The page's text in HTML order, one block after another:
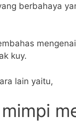
berbahaya
kuy.
lain yaitu,